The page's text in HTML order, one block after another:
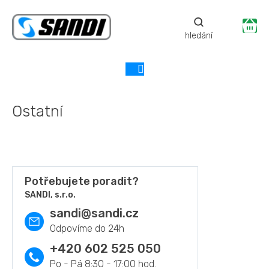
obsah
Ostatní
Potřebujete poradit?
SANDI, s.r.o.
sandi@sandi.cz
+420 602 525 050